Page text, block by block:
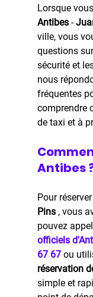
Lorsque
Antibes -
ville, vous
questions
sécurité et
nous
fréquentes
comprendre
de taxi et à
Antibes
Pour
Pins , vous
pouvez
officiels
67 67 ou
réservation
simple et